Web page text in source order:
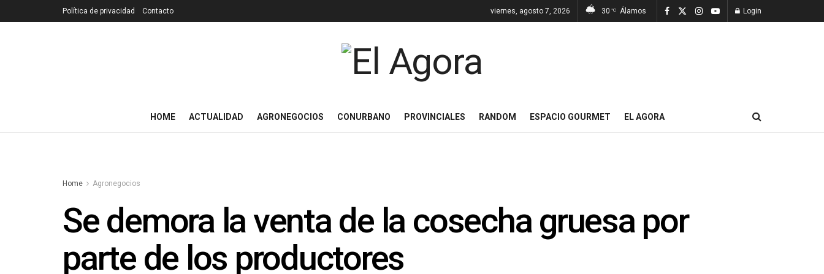
Política de privacidad Contacto viernes, agosto 7, 2026 30 °C Álamos Login
HOME ACTUALIDAD AGRONEGOCIOS CONURBANO PROVINCIALES RANDOM ESPACIO GOURMET EL AGORA
Home Agronegocios
Se demora la venta de la cosecha gruesa por
parte de los productores